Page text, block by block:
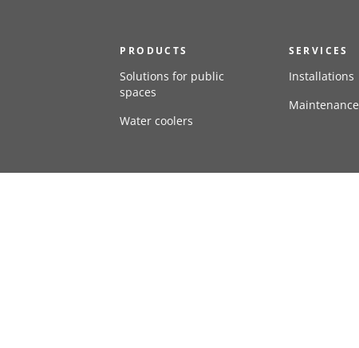
PRODUCTS
Solutions for public
spaces
Water coolers
SERVICES
Installations
Maintenance